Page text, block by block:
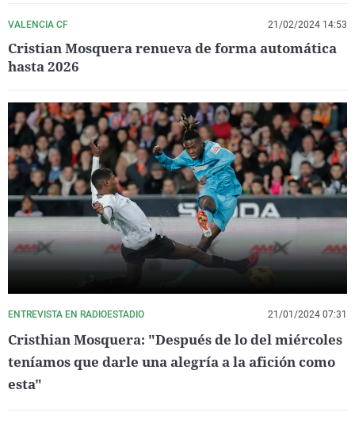
VALENCIA CF 21/02/2024 14:53
Cristian Mosquera renueva de forma automática
hasta 2026
ENTREVISTA EN RADIOESTADIO 21/01/2024 07:31
Cristhian Mosquera: "Después de lo del miércoles
teníamos que darle una alegría a la afición como
esta"